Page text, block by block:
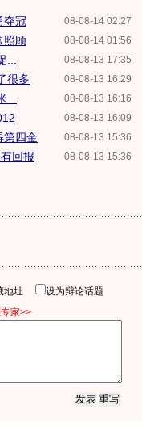
08-08-14 02:27
夺冠
08-08-14 01:56
照顾
08-08-13 17:35
08-08-13 16:29
很多
08-08-13 16:16
08-08-13 16:09
08-08-13 15:36
第四金
08-08-13 15:36
回报
地址
设为辩论话题
家>>